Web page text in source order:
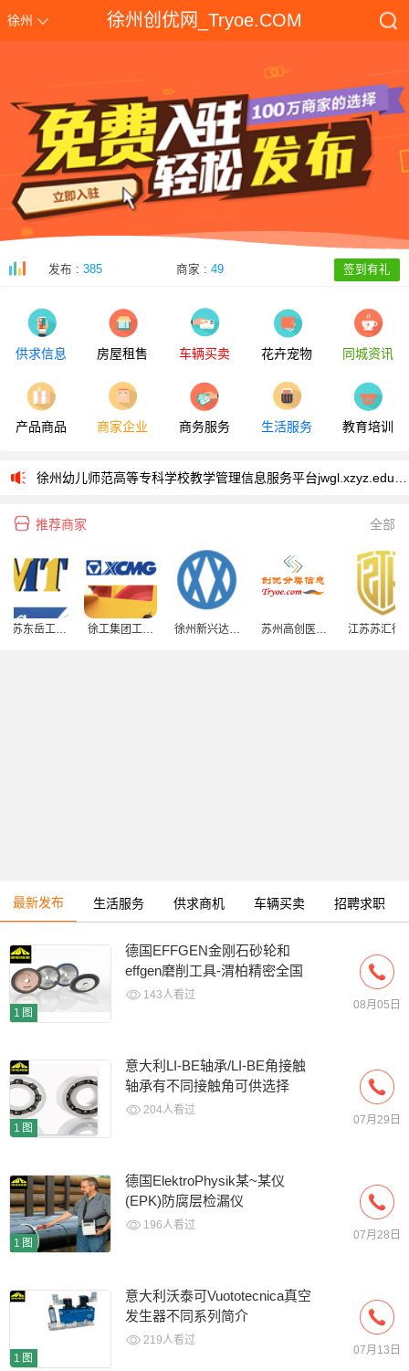
徐州 徐州创优网_Tryoe.COM
发布 :385 商家 : 49 签到有礼
供求信息 房屋租售 车辆买卖 花卉宠物 同城资讯
产品商品 商家企业 商务服务 生活服务 教育培训
2025年徐州中考成绩查询入口www.jsxzeea.cn
2025年徐州市中考成绩查询入口www.jsxzeea.cn/zkztc.htm[2025-06-28]
徐州市智慧教育云平台登录入口fw.xze.cn/index [2025-01-13]
2025年徐州中考成绩查询入口www.jsxzeea.cn [2025-07-02]
2025年徐州市中考成绩查询入口www.jsxzeea.cn/zkztc.htm[2025-06-28]
推荐商家 全部
东岳工程
徐工集团工程
徐州新兴达克
苏州高创医疗
江苏苏汇律师
最新发布 生活服务 供求商机 车辆买卖 招聘求职
1图
德国EFFGEN金刚石砂轮和
effgen磨削工具-渭柏精密全国
总代143人看过
08月05日
1图
意大利LI-BE轴承/LI-BE角接触
轴承有不同接触角可供选择
204人看过
07月29日
1图
德国ElektroPhysik某~某仪
(EPK)防腐层检漏仪
196人看过
07月28日
1图
意大利沃泰可Vuototecnica真空
发生器不同系列简介
219人看过
07月13日